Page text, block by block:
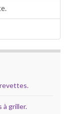
à griller.